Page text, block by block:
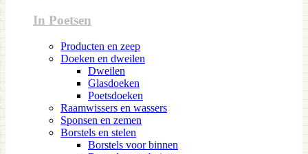
In Poetsen
Producten en zeep
Doeken en dweilen
Dweilen
Glasdoeken
Poetsdoeken
Raamwissers en wassers
Sponsen en zemen
Borstels en stelen
Borstels voor binnen